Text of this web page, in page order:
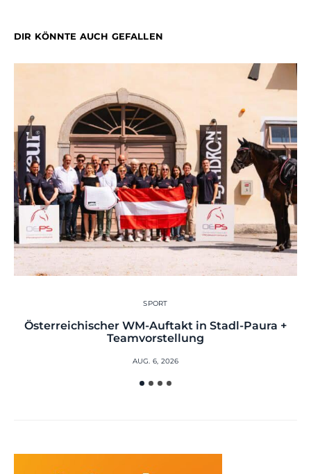
DIR KÖNNTE AUCH GEFALLEN
SPORT
Österreichischer WM-Auftakt in Stadl-Paura +
Teamvorstellung
AUG. 6, 2026